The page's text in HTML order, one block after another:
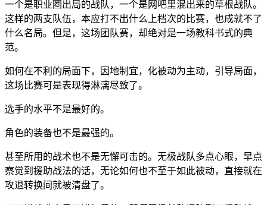
一个是职业圈出局的战队，一个是网吧里混出来的草根战队。
这样的两支队伍，本应打不出什么上档次的比赛，也成就不了
什么名局。但是，这场团队赛，却绝对是一场教科书式的典
范。
如何在不利的局面下，因地制宜，化被动为主动，引导局面，
这场比赛可是表现得淋漓尽致了。
选手的水平不是最好的。
角色的装备也不是最强的。
甚至所用的战术也不是无懈可击的。无极战队多点心眼，早点
察觉到援助战法的话，无论如何也不至于如此被动，直接就在
攻退转换间就被清盘了。